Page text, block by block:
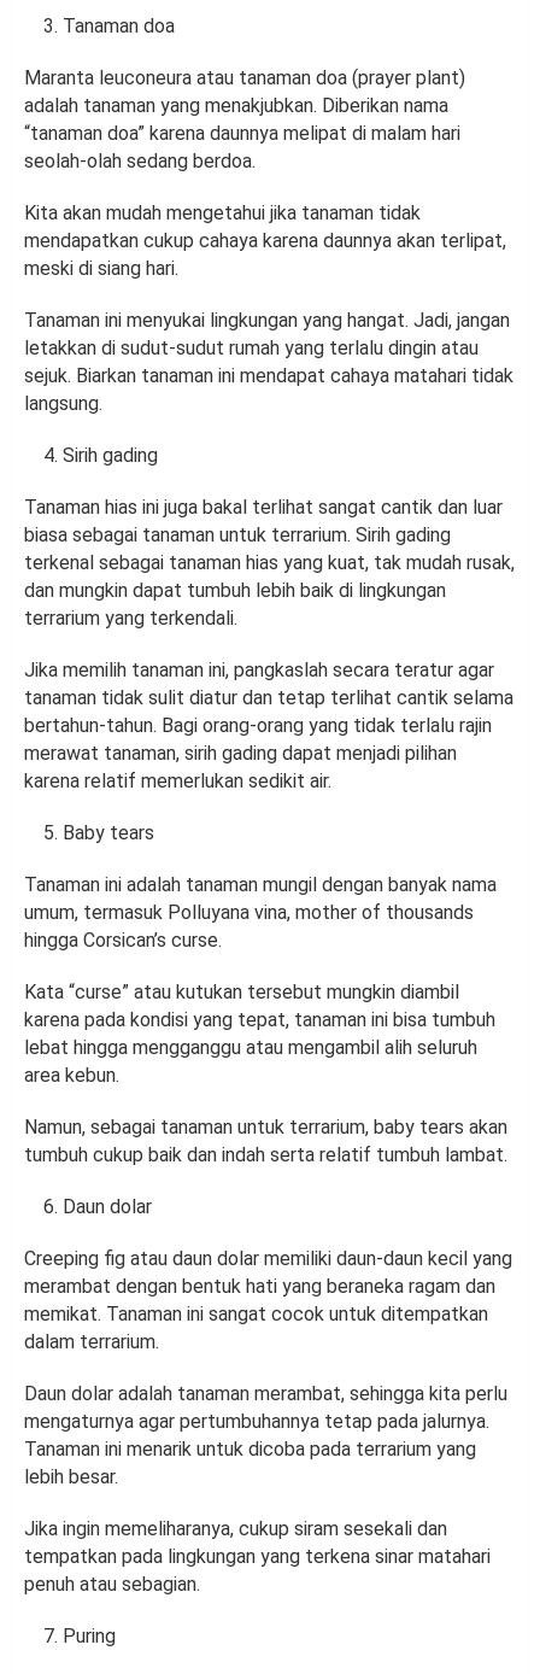
Tanaman doa
Maranta leuconeura atau tanaman doa (prayer plant)
adalah tanaman yang menakjubkan. Diberikan nama
“tanaman doa” karena daunnya melipat di malam hari
seolah-olah sedang berdoa.
Kita akan mudah mengetahui jika tanaman tidak
mendapatkan cukup cahaya karena daunnya akan terlipat,
meski di siang hari.
Tanaman ini menyukai lingkungan yang hangat. Jadi, jangan
letakkan di sudut-sudut rumah yang terlalu dingin atau
sejuk. Biarkan tanaman ini mendapat cahaya matahari tidak
langsung.
Sirih gading
Tanaman hias ini juga bakal terlihat sangat cantik dan luar
biasa sebagai tanaman untuk terrarium. Sirih gading
terkenal sebagai tanaman hias yang kuat, tak mudah rusak,
dan mungkin dapat tumbuh lebih baik di lingkungan
terrarium yang terkendali.
Jika memilih tanaman ini, pangkaslah secara teratur agar
tanaman tidak sulit diatur dan tetap terlihat cantik selama
bertahun-tahun. Bagi orang-orang yang tidak terlalu rajin
merawat tanaman, sirih gading dapat menjadi pilihan
karena relatif memerlukan sedikit air.
Baby tears
Tanaman ini adalah tanaman mungil dengan banyak nama
umum, termasuk Polluyana vina, mother of thousands
hingga Corsican’s curse.
Kata “curse” atau kutukan tersebut mungkin diambil
karena pada kondisi yang tepat, tanaman ini bisa tumbuh
lebat hingga mengganggu atau mengambil alih seluruh
area kebun.
Namun, sebagai tanaman untuk terrarium, baby tears akan
tumbuh cukup baik dan indah serta relatif tumbuh lambat.
Daun dolar
Creeping fig atau daun dolar memiliki daun-daun kecil yang
merambat dengan bentuk hati yang beraneka ragam dan
memikat. Tanaman ini sangat cocok untuk ditempatkan
dalam terrarium.
Daun dolar adalah tanaman merambat, sehingga kita perlu
mengaturnya agar pertumbuhannya tetap pada jalurnya.
Tanaman ini menarik untuk dicoba pada terrarium yang
lebih besar.
Jika ingin memeliharanya, cukup siram sesekali dan
tempatkan pada lingkungan yang terkena sinar matahari
penuh atau sebagian.
Puring